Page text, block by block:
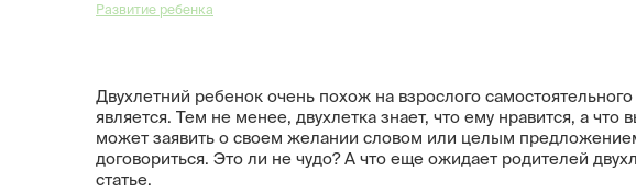
Развитие ребенка
Двухлетний ребенок очень похож на взрослого
является. Тем не менее, двухлетка знает, что ему нравится, а
может заявить о своем желании словом или целым
договориться. Это ли не чудо? А что еще ожидает родителей
статье.